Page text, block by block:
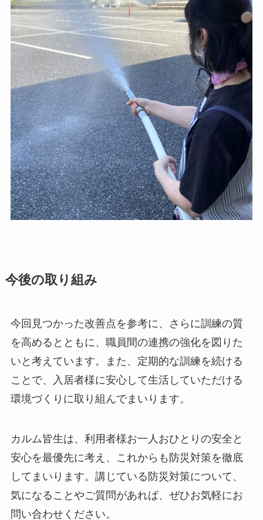
今後の取り組み
今回見つかった改善点を参考に、さらに訓練の質
を高めるとともに、職員間の連携の強化を図りた
いと考えています。また、定期的な訓練を続ける
ことで、入居者様に安心して生活していただける
環境づくりに取り組んでまいります。
カルム皆生は、利用者様お一人おひとりの安全と
安心を最優先に考え、これからも防災対策を徹底
してまいります。講じている防災対策について、
気になることやご質問があれば、ぜひお気軽にお
問い合わせください。